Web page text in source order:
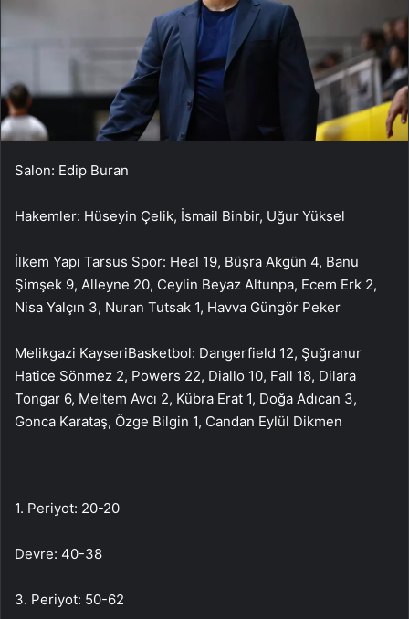
Salon: Edip Buran
Hakemler: Hüseyin Çelik, İsmail Binbir, Uğur Yüksel
İlkem Yapı Tarsus Spor: Heal 19, Büşra Akgün 4, Banu
Şimşek 9, Alleyne 20, Ceylin Beyaz Altunpa, Ecem Erk 2,
Nisa Yalçın 3, Nuran Tutsak 1, Havva Güngör Peker
Melikgazi KayseriBasketbol: Dangerfield 12, Şuğranur
Hatice Sönmez 2, Powers 22, Diallo 10, Fall 18, Dilara
Tongar 6, Meltem Avcı 2, Kübra Erat 1, Doğa Adıcan 3,
Gonca Karataş, Özge Bilgin 1, Candan Eylül Dikmen
1. Periyot: 20-20
Devre: 40-38
3. Periyot: 50-62